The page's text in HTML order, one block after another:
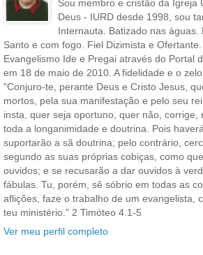
Sou membro e cristão da Igreja
Deus - IURD desde 1998, sou
Internauta. Batizado nas
Santo e com fogo. Fiel Dizimista e
Evangelismo Ide e Pregai através do Portal
em 18 de maio de 2010. A fidelidade e o
"Conjuro-te, perante Deus e Cristo Jesus,
mortos, pela sua manifestação e pelo seu
insta, quer seja oportuno, quer não, corrige,
toda a longanimidade e doutrina. Pois
suportarão a sã doutrina; pelo contrário,
segundo as suas próprias cobiças, como
ouvidos; e se recusarão a dar ouvidos à
fábulas. Tu, porém, sê sóbrio em todas as
aflições, faze o trabalho de um evangelista,
teu ministério." 2 Timóteo 4.1-5
Ver meu perfil completo